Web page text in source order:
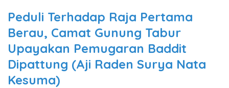
Peduli Terhadap Raja Pertama
Berau, Camat Gunung Tabur
Upayakan Pemugaran Baddit
Dipattung (Aji Raden Surya Nata
Kesuma)